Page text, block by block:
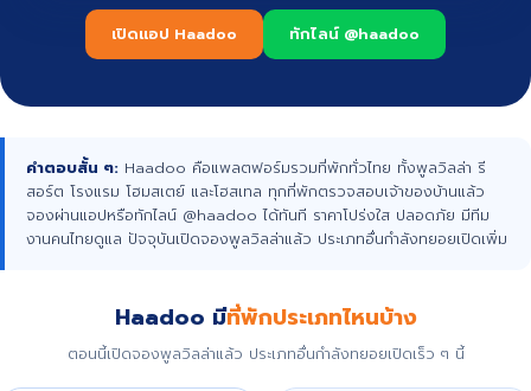
เปิดแอป Haadoo ทักไลน์ @haadoo
คำตอบสั้น ๆ: Haadoo คือแพลตฟอร์มรวมที่พักทั่วไทย ทั้งพูลวิลล่า รี
สอร์ต โรงแรม โฮมสเตย์ และโฮสเทล ทุกที่พักตรวจสอบเจ้าของบ้านแล้ว
จองผ่านแอปหรือทักไลน์ @haadoo ได้ทันที ราคาโปร่งใส ปลอดภัย มีทีม
งานคนไทยดูแล ปัจจุบันเปิดจองพูลวิลล่าแล้ว ประเภทอื่นกำลังทยอยเปิดเพิ่ม
Haadoo มีที่พักประเภทไหนบ้าง
ตอนนี้เปิดจองพูลวิลล่าแล้ว ประเภทอื่นกำลังทยอยเปิดเร็ว ๆ นี้